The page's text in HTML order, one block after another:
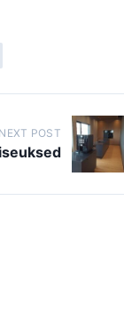
NEXT POST